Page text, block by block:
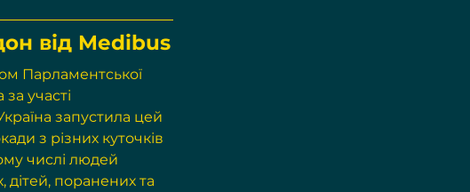
від Medibus
Парламентської
участі
запустила цей
з різних куточків
числі людей
дітей, поранених та